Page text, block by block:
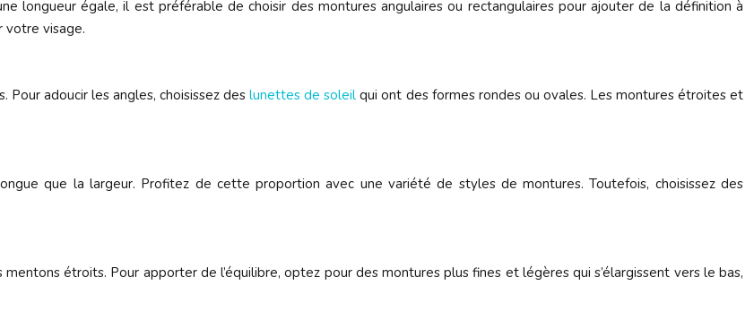
longueur égale, il est préférable de choisir des montures angulaires ou rectangulaires pour ajouter de la définition à
votre visage.
Pour adoucir les angles, choisissez deslunettes de soleil qui ont des formes rondes ou ovales. Les montures étroites et
que la largeur. Profitez de cette proportion avec une variété de styles de montures. Toutefois, choisissez des
étroits. Pour apporter de l’équilibre, optez pour des montures plus fines et légères qui s’élargissent vers le bas,